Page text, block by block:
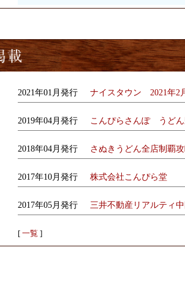
2021年01月発行 ナイスタウン 2021年2
2019年04月発行 こんぴらさんぽ うど
2018年04月発行 さぬきうどん全店制覇
2017年10月発行 株式会社こんぴら堂
2017年05月発行 三井不動産リアルティ中
[ 一覧 ]